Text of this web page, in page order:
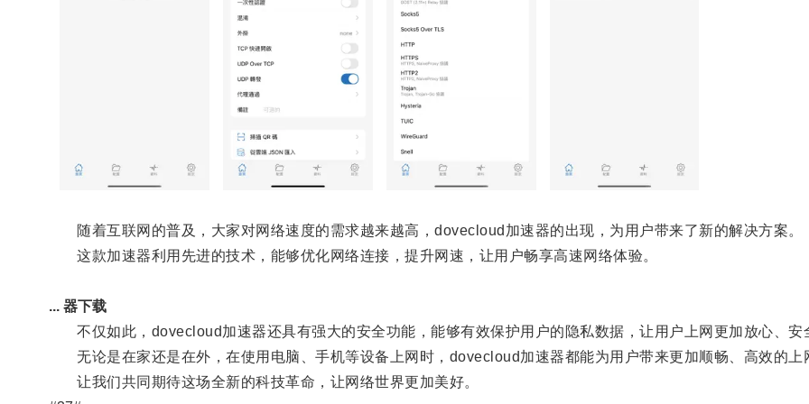
随着互联网的普及，大家对网络速度的需求越来越高，dovecloud加速器的出现，为用户带来了新的解决方案。
这款加速器利用先进的技术，能够优化网络连接，提升网速，让用户畅享高速网络体验。
... 器下载
不仅如此，dovecloud加速器还具有强大的安全功能，能够有效保护用户的隐私数据，让用户上网更加放心、安
无论是在家还是在外，在使用电脑、手机等设备上网时，dovecloud加速器都能为用户带来更加顺畅、高效的上
让我们共同期待这场全新的科技革命，让网络世界更加美好。